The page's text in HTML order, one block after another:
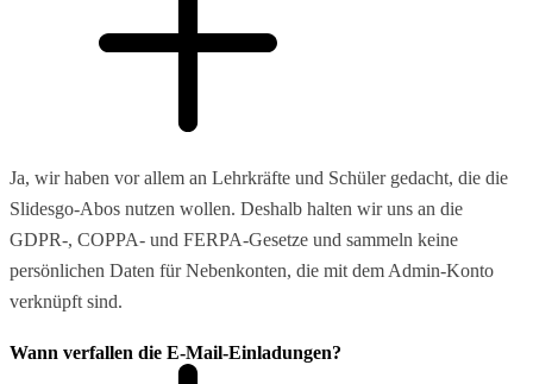
Ja, wir haben vor allem an Lehrkräfte und Schüler gedacht, die die
Slidesgo-Abos nutzen wollen. Deshalb halten wir uns an die
GDPR-, COPPA- und FERPA-Gesetze und sammeln keine
persönlichen Daten für Nebenkonten, die mit dem Admin-Konto
verknüpft sind.
Wann verfallen die E-Mail-Einladungen?